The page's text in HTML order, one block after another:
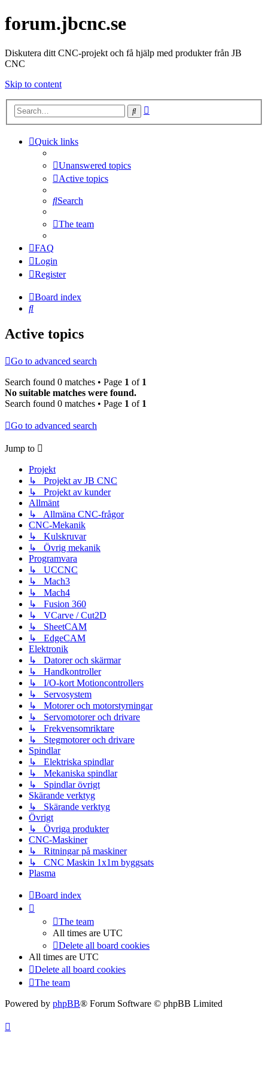
forum.jbcnc.se
Diskutera ditt CNC-projekt och få hjälp med produkter från JB
CNC
Skip to content
Search
Quick links
Unanswered topics
Active topics
Search
The team
FAQ
Login
Register
Board index
Search
Active topics
Go to advanced search
Search found 0 matches • Page 1 of 1
No suitable matches were found.
Search found 0 matches • Page 1 of 1
Go to advanced search
Jump to
Projekt
↳ Projekt av JB CNC
↳ Projekt av kunder
Allmänt
↳ Allmäna CNC-frågor
CNC-Mekanik
↳ Kulskruvar
↳ Övrig mekanik
Programvara
↳ UCCNC
↳ Mach3
↳ Mach4
↳ Fusion 360
↳ VCarve / Cut2D
↳ SheetCAM
↳ EdgeCAM
Elektronik
↳ Datorer och skärmar
↳ Handkontroller
↳ I/O-kort Motioncontrollers
↳ Servosystem
↳ Motorer och motorstyrningar
↳ Servomotorer och drivare
↳ Frekvensomriktare
↳ Stegmotorer och drivare
Spindlar
↳ Elektriska spindlar
↳ Mekaniska spindlar
↳ Spindlar övrigt
Skärande verktyg
↳ Skärande verktyg
Övrigt
↳ Övriga produkter
CNC-Maskiner
↳ Ritningar på maskiner
↳ CNC Maskin 1x1m byggsats
Plasma
Board index
The team
All times are UTC
Delete all board cookies
All times are UTC
Delete all board cookies
The team
Powered by phpBB® Forum Software © phpBB Limited